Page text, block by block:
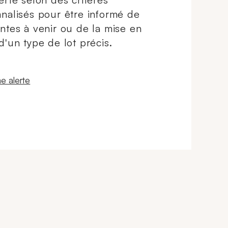
pour être informé de
à venir ou de la mise en
type de lot précis.
fenêtre
alerte